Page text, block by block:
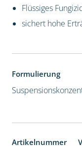
Flüssiges
sichert hohe
Formulierung
Artikelnummer